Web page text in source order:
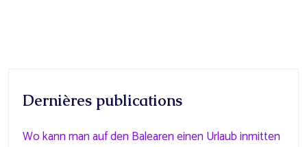
Dernières publications
Wo kann man auf den Balearen einen Urlaub inmitten